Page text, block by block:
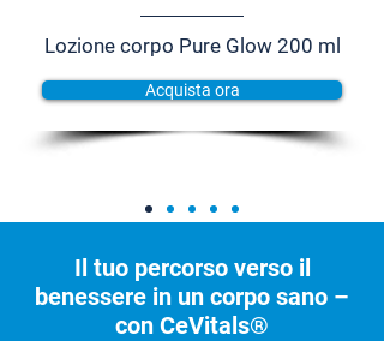
Lozione corpo Pure Glow 200 ml
Acquista ora
Il tuo percorso verso il
benessere in un corpo sano –
con CeVitals®